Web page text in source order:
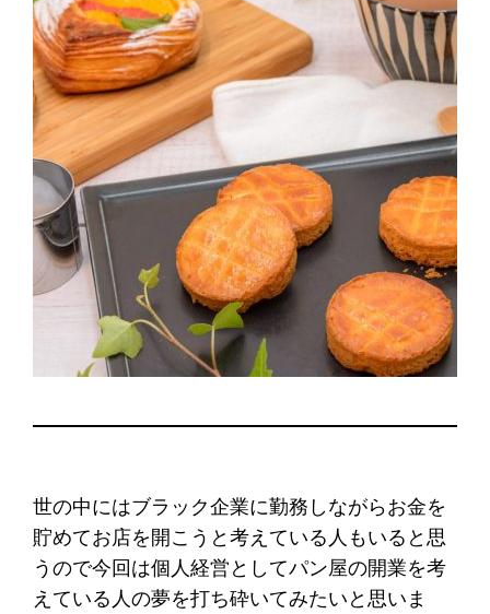
世の中にはブラック企業に勤務しながらお金を
貯めてお店を開こうと考えている人もいると思
うので今回は個人経営としてパン屋の開業を考
えている人の夢を打ち砕いてみたいと思いま